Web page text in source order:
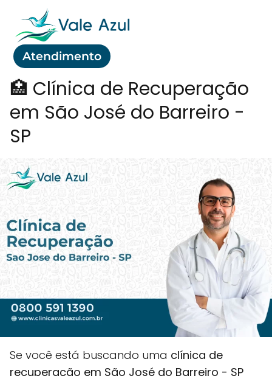
Atendimento
🏥 Clínica de Recuperação
em São José do Barreiro -
SP
Se você está buscando uma clínica de
recuperação em São José do Barreiro - SP